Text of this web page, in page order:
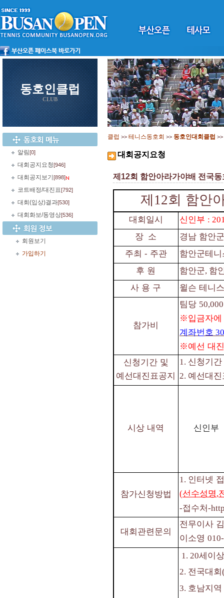
동호인클럽
CLUB
알림[0]
대회공지요청[946]
대회공지보기 [898]
코트배정/대진표[792]
대회(입상)결과[530]
대회화보/동영상[536]
회원보기
가입하기
클럽 >> 테니스동호회 >> 동호인대회클럽 >>
대회공지요청
제12회 함안아라가야배 전국
제 12회 함안
대회일시 신인부 :
장 소
경남 함안
주최 ⁃ 주관
함안군테
후 원
함안군, 함
사 용 구
윌슨 테니
참가비
팀당 50,000
※입금자
계좌번호
※예선 대
신청기간 및
예선대진표공지
1. 신청기간
2. 예선대
시상 내역 신인부
참가신청방법
1. 인터넷
(선수성명,
-접수처-
대회관련문의
전무이사
이소영
1. 20세이
2. 전국대회
3. 호남지